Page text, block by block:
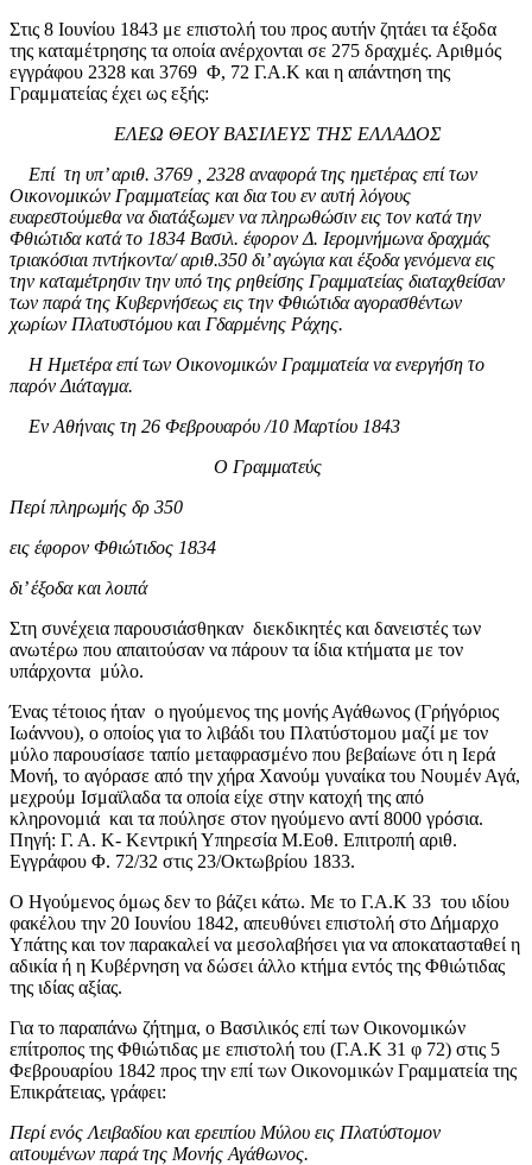
Στις 8 Ιουνίου 1843 με επιστολή του προς αυτήν ζητάει τα έξοδα
της καταμέτρησης τα οποία ανέρχονται σε 275 δραχμές. Αριθμός
εγγράφου 2328 και 3769 Φ, 72 Γ.Α.Κ και η απάντηση της
Γραμματείας έχει ως εξής:
ΕΛΕΩ ΘΕΟΥ ΒΑΣΙΛΕΥΣ ΤΗΣ ΕΛΛΑΔΟΣ
Επί τη υπ’ αριθ. 3769 , 2328 αναφορά της ημετέρας επί των
Οικονομικών Γραμματείας και δια του εν αυτή λόγους
ευαρεστούμεθα να διατάξωμεν να πληρωθώσιν εις τον κατά την
Φθιώτιδα κατά το 1834 Βασιλ. έφορον Δ. Ιερομνήμωνα δραχμάς
τριακόσιαι πντήκοντα/ αριθ.350 δι’ αγώγια και έξοδα γενόμενα εις
την καταμέτρησιν την υπό της ρηθείσης Γραμματείας διαταχθείσαν
των παρά της Κυβερνήσεως εις την Φθιώτιδα αγορασθέντων
χωρίων Πλατυστόμου και Γδαρμένης Ράχης.
Η Ημετέρα επί των Οικονομικών Γραμματεία να ενεργήση το
παρόν Διάταγμα.
Εν Αθήναις τη 26 Φεβρουαρόυ /10 Μαρτίου 1843
Ο Γραμματεύς
Περί πληρωμής δρ 350
εις έφορον Φθιώτιδος 1834
δι’ έξοδα και λοιπά
Στη συνέχεια παρουσιάσθηκαν διεκδικητές και δανειστές των
ανωτέρω που απαιτούσαν να πάρουν τα ίδια κτήματα με τον
υπάρχοντα μύλο.
Ένας τέτοιος ήταν ο ηγούμενος της μονής Αγάθωνος (Γρήγόριος
Ιωάννου), ο οποίος για το λιβάδι του Πλατύστομου μαζί με τον
μύλο παρουσίασε ταπίο μεταφρασμένο που βεβαίωνε ότι η Ιερά
Μονή, το αγόρασε από την χήρα Χανούμ γυναίκα του Νουμέν Αγά,
μεχρούμ Ισμαϊλαδα τα οποία είχε στην κατοχή της από
κληρονομιά και τα πούλησε στον ηγούμενο αντί 8000 γρόσια.
Πηγή: Γ. Α. Κ- Κεντρική Υπηρεσία Μ.Εοθ. Επιτροπή αριθ.
Εγγράφου Φ. 72/32 στις 23/Οκτωβρίου 1833.
Ο Ηγούμενος όμως δεν το βάζει κάτω. Με το Γ.Α.Κ 33 του ιδίου
φακέλου την 20 Ιουνίου 1842, απευθύνει επιστολή στο Δήμαρχο
Υπάτης και τον παρακαλεί να μεσολαβήσει για να αποκατασταθεί η
αδικία ή η Κυβέρνηση να δώσει άλλο κτήμα εντός της Φθιώτιδας
της ιδίας αξίας.
Για το παραπάνω ζήτημα, ο Βασιλικός επί των Οικονομικών
επίτροπος της Φθιώτιδας με επιστολή του (Γ.Α.Κ 31 φ 72) στις 5
Φεβρουαρίου 1842 προς την επί των Οικονομικών Γραμματεία της
Επικράτειας, γράφει:
Περί ενός Λειβαδίου και ερειπίου Μύλου εις Πλατύστομον
αιτουμένων παρά της Μονής Αγάθωνος.